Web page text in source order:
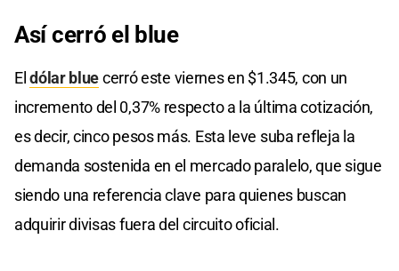
Así cerró el blue
Eldólar bluecerró este viernes en $1.345, con un
incremento del 0,37% respecto a la última cotización,
es decir, cinco pesos más. Esta leve suba refleja la
demanda sostenida en el mercado paralelo, que sigue
siendo una referencia clave para quienes buscan
adquirir divisas fuera del circuito oficial.